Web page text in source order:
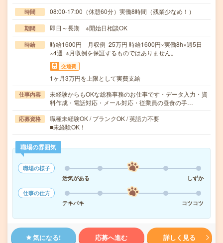
時間 08:00-17:00（休憩60分）実働8時間（残業少なめ！）
期間 即日～長期 ※開始日相談OK
時給
時給1600円 月収例 25万円 時給1600円×実働8h×週5日
×4週 ※月収例を保証するものではありません。
交通費
1ヶ月3万円を上限として実費支給
仕事内容
未経験からもOKな総務事務のお仕事です・データ入力・資
料作成・電話対応・メール対応・従業員の昼食の手…
応募資格
職種未経験OK / ブランクOK / 英語力不要
■未経験OK！
職場の雰囲気
職場の様子
活気がある
しずか
仕事の仕方
テキパキ
コツコツ
気になる! 応募へ進む 詳しく見る